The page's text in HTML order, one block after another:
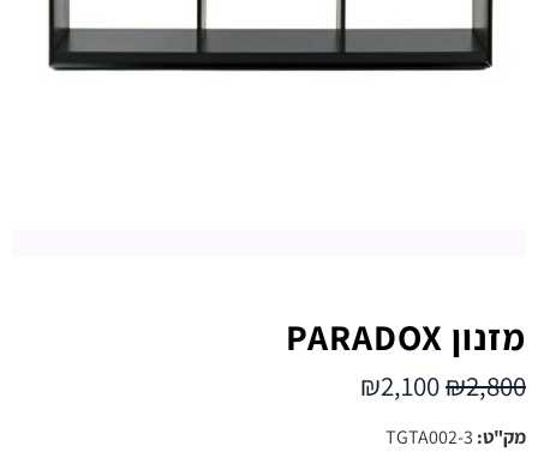
מזנון PARADOX
₪2,800
₪2,100
מק"ט: TGTA002-3